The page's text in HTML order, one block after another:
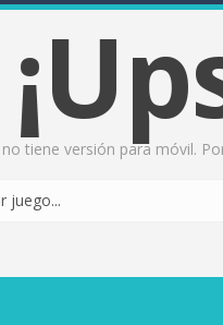
tiene versión para móvil.